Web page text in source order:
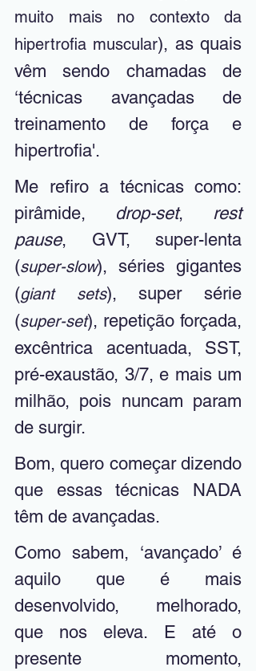
muito mais no contexto da
hipertrofia muscular), as quais
vêm sendo chamadas de
‘técnicas avançadas de
treinamento de força e
hipertrofia'.
Me refiro a técnicas como:
pirâmide, drop-set, rest
pause, GVT, super-lenta
(super-slow), séries gigantes
(giant sets), super série
(super-set), repetição forçada,
excêntrica acentuada, SST,
pré-exaustão, 3/7, e mais um
milhão, pois nuncam param
de surgir.
Bom, quero começar dizendo
que essas técnicas NADA
têm de avançadas.
Como sabem, ‘avançado’ é
aquilo que é mais
desenvolvido, melhorado,
que nos eleva. E até o
presente momento,